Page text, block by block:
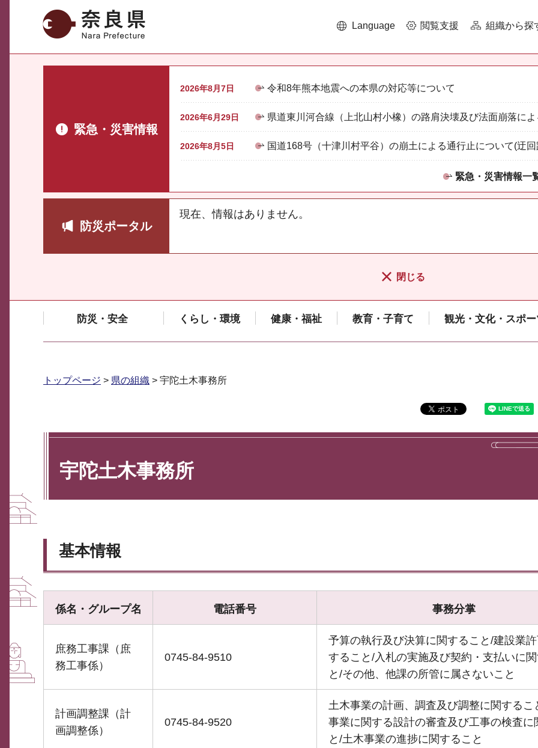
奈良県 Language 閲覧支援 組織から探
緊急・災害情報
2026年8月7日 令和8年熊本地震への本県の対応等について
2026年6月29日 県道東川河合線（上北山村小橡）の路肩決壊及び法面崩落に
2026年8月5日 国道168号（十津川村平谷）の崩土による通行止について(迂
緊急・災害情報一
防災ポータル
現在、情報はありません。
閉じる
防災・安全 くらし・環境 健康・福祉 教育・子育て 観光・文化・スポー
トップページ > 県の組織 > 宇陀土木事務所
宇陀土木事務所
基本情報
係名・グループ名 電話番号 事務分掌
庶務工事課（庶
務工事係）
0745-84-9510
予算の執行及び決算に関すること/建設業
すること/入札の実施及び契約・支払いに
と/その他、他課の所管に属さないこと
計画調整課（計
画調整係）
0745-84-9520
土木事業の計画、調査及び調整に関するこ
事業に関する設計の審査及び工事の検査に
と/土木事業の進捗に関すること